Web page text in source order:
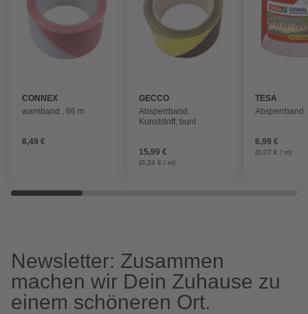
CONNEX
warnband , 66 m
8,49 €
GECCO
Absperrband,
Kunststoff, bunt
15,99 €
(0,24 € / m)
TESA
Absperrband
6,99 €
(0,07 € / m)
Newsletter: Zusammen
machen wir Dein Zuhause zu
einem schöneren Ort.